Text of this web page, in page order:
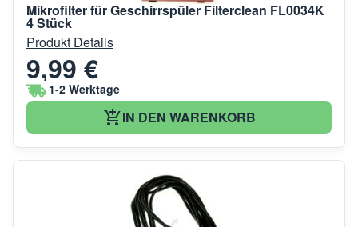
Mikrofilter für Geschirrspüler Filterclean FL0034K
4 Stück
Produkt Details
9,99 €
1-2 Werktage
IN DEN WARENKORB